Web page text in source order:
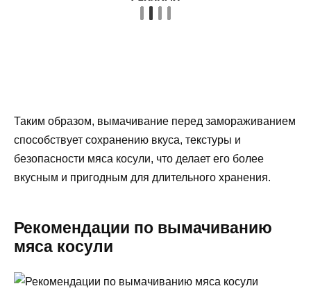
Таким образом, вымачивание перед замораживанием
способствует сохранению вкуса, текстуры и
безопасности мяса косули, что делает его более
вкусным и пригодным для длительного хранения.
Рекомендации по вымачиванию
мяса косули